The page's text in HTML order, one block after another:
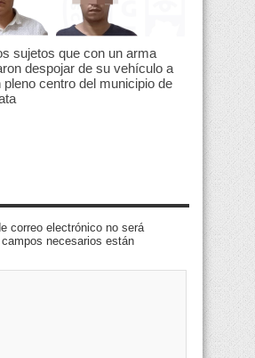
sujetos que con un arma
despojar de su vehículo a
pleno centro del municipio de
correo electrónico no será
necesarios están